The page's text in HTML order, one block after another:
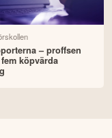
– proffsen
köpvärda